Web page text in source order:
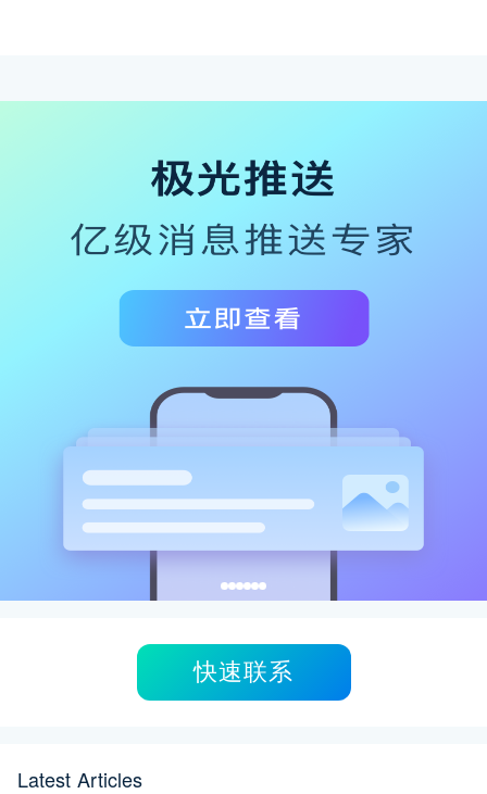
快速联系
Latest Articles